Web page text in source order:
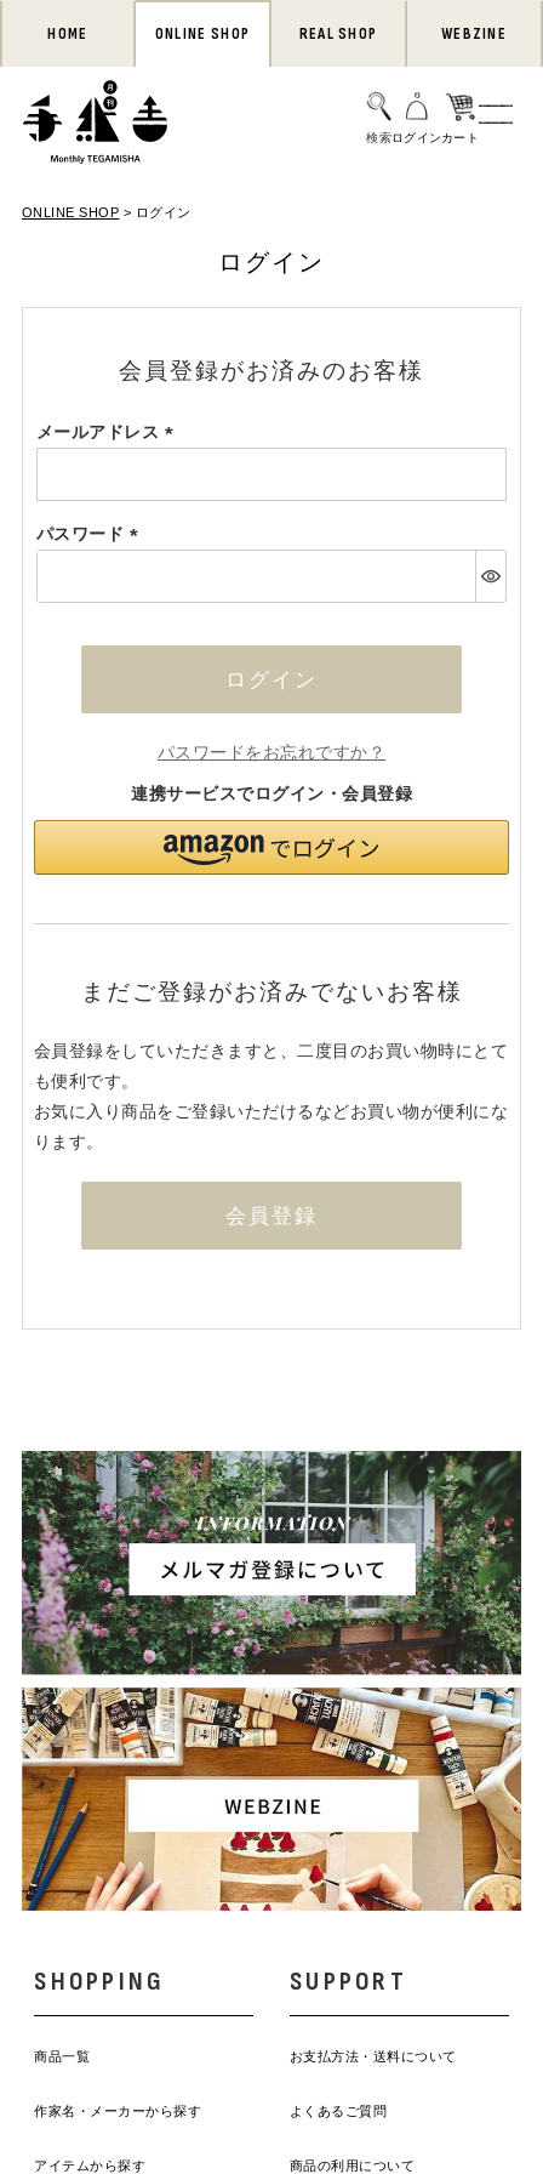
HOME ONLINE SHOP REAL SHOP WEBZINE
ONLINE SHOP ログイン
ログイン
会員登録がお済みのお客様
メールアドレス
須)
パスワード
須)
ログイン
パスワードをお忘れですか？
連携サービスでログイン・会員登録
まだご登録がお済みでないお客様
会員登録をしていただきますと、二度目のお買い物時にとて
も便利です。
お気に入り商品をご登録いただけるなどお買い物が便利にな
ります。
会員登録
SHOPPING
商品一覧
作家名・メーカーから探す
アイテムから探す
SUPPORT
お支払方法・送料について
よくあるご質問
商品の利用について